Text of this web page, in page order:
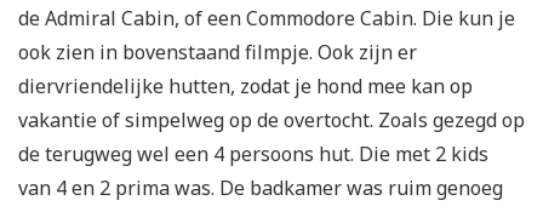
de Admiral Cabin, of een Commodore Cabin. Die kun je
ook zien in bovenstaand filmpje. Ook zijn er
diervriendelijke hutten, zodat je hond mee kan op
vakantie of simpelweg op de overtocht. Zoals gezegd op
de terugweg wel een 4 persoons hut. Die met 2 kids
van 4 en 2 prima was. De badkamer was ruim genoeg